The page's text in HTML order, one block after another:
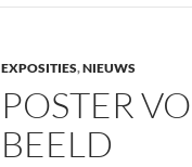
EXPOSITIES,NIEUWS
POSTER
BEELD